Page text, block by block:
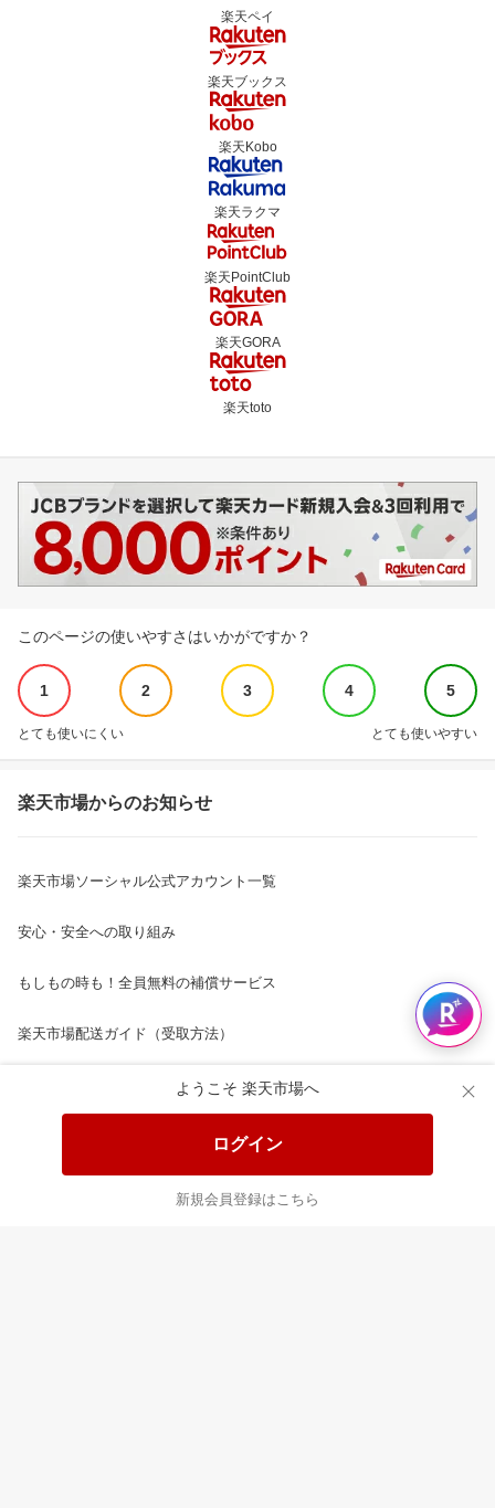
ようこそ 楽天市場へ
ログイン
新規会員登録はこちら
楽天ペイ
楽天ブックス
楽天Kobo
楽天ラクマ
楽天PointClub
楽天GORA
楽天toto
このページの使いやすさはいかがですか？
1 2 3 4 5
とても使いにくい とても使いやすい
楽天市場からのお知らせ
楽天市場ソーシャル公式アカウント一覧
安心・安全への取り組み
もしもの時も！全員無料の補償サービス
楽天市場配送ガイド（受取方法）
楽天にお店を開きませんか？
楽天ショッピングサービスご利用規約